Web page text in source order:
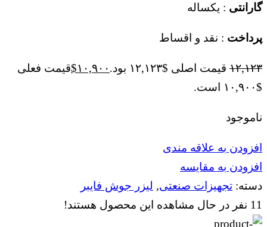
گارانتی : یکساله
پرداخت : نقد و اقساط
۱۲,۱۲۳ قیمت اصلی $۱۲,۱۲۳ بود. $۱۰,۹۰۰
قیمت فعلی
$۱۰,۹۰۰ است.
ناموجود
افزودن به علاقه مندی
افزودن به مقایسه
دسته: تجهیزات صنعتی, لیزر جوش فایبر
11 نفر در حال مشاهده این محصول هستند!